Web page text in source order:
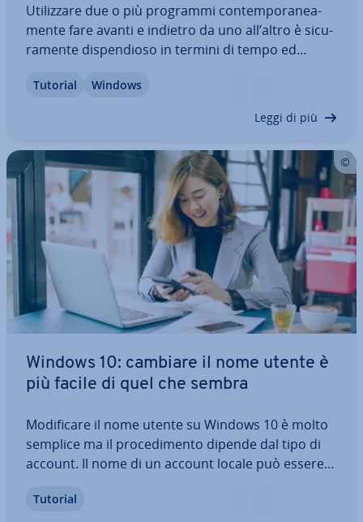
Uti­liz­za­re due o più programmi con­tem­po­ra­nea­
men­te fare avanti e indietro da uno all’altro è si­cu­
ra­men­te di­spen­dio­so in termini di tempo ed
una funzione per dividere lo schermo in due e in
Tutorial Windows
Leggi di più
Windows 10: cambiare il nome utente è
più facile di quel che sembra
Mo­di­fi­ca­re il nome utente su Windows 10 è molto
semplice ma il pro­ce­di­men­to dipende dal tipo di
account. Il nome di un account locale può essere
Microsoft può essere mo­di­fi­ca­to co­mo­da­men­te
Tutorial